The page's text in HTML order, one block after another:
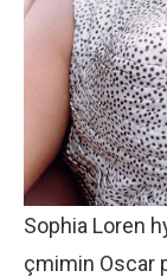
Sophia Loren
çmimin Oscar